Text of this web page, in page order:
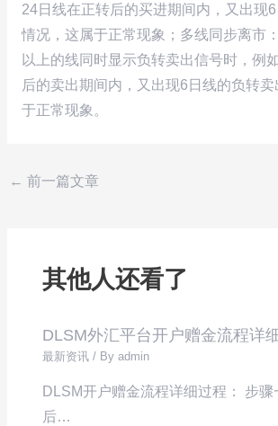
24日线在正转后的买进期间内，又出现
情况，这属于正常现象；多线同步离市
以上的线同时显示负转卖出信号时，例
后的卖出期间内，又出现6日线的负转
于正常现象。
← 前一篇文章
其他人还看了
DLSM外汇平台开户赠金流程详
最新资讯 / Byadmin
DLSM开户赠金流程详细过程： 步骤
后…